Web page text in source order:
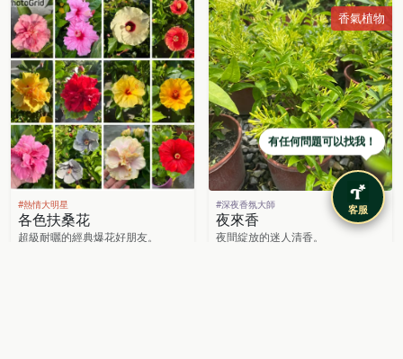
#熱情大明星
各色扶桑花
超級耐曬的經典爆花好朋友。
香氣植物
#深夜香氛大師
夜來香
夜間綻放的迷人清香。
有任何問題可以找我！
客服